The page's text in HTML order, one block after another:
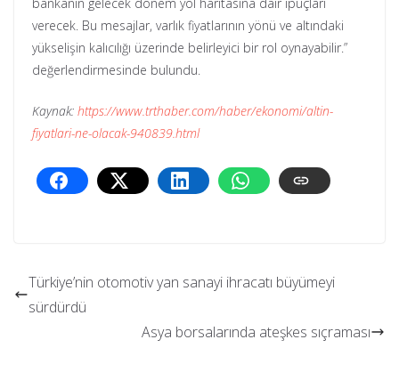
verecek. Bu mesajlar, varlık fiyatlarının yönü ve altındaki
yükselişin kalıcılığı üzerinde belirleyici bir rol oynayabilir.”
değerlendirmesinde bulundu.
Kaynak: https://www.trthaber.com/haber/ekonomi/altin-
fiyatlari-ne-olacak-940839.html
Türkiye’nin otomotiv yan sanayi ihracatı büyümeyi
sürdürdü
Asya borsalarında ateşkes sıçraması